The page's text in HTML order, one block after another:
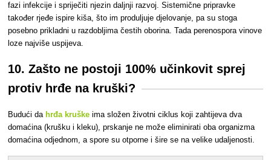
fazi infekcije i spriječiti njezin daljnji razvoj. Sistemične pripravke
također rjeđe ispire kiša, što im produljuje djelovanje, pa su stoga
posebno prikladni u razdobljima čestih oborina. Tada perenospora vinove
loze najviše uspijeva.
10. Zašto ne postoji 100% učinkovit sprej
protiv hrđe na kruški?
Budući da hrđa kruške ima složen životni ciklus koji zahtijeva dva
domaćina (krušku i kleku), prskanje ne može eliminirati oba organizma
domaćina odjednom, a spore su otporne i šire se na velike udaljenosti.